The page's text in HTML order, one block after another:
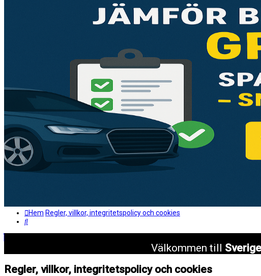
Hem Regler, villkor, integritetspolicy och cookies
Sök
Välkommen till
Regler, villkor, integritetspolicy och cookies